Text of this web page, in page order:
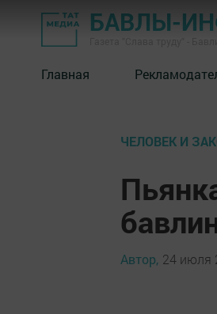
БАВЛЫ-
Главная
ЧЕЛОВЕК И
Автор, 24 июля